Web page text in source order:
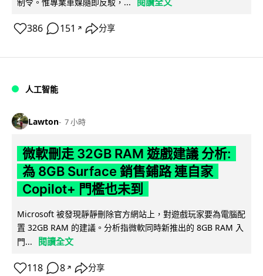
386 151 ↗ 分享
人工智能
Lawton 7 小時
微軟刪走 32GB RAM 遊戲建議 分析:
為 8GB Surface 銷售鋪路 連自家
Copilot+ 門檻也未到
Microsoft 被發現靜靜刪除官方網站上，對遊戲玩家要為電腦配
置 32GB RAM 的建議。分析指微軟同時新推出的 8GB RAM 入
門...
閱讀全文
118 8 ↗ 分享